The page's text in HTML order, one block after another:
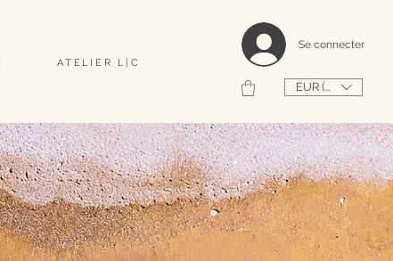
ATELIER L|C
Se connecter
EUR (€)